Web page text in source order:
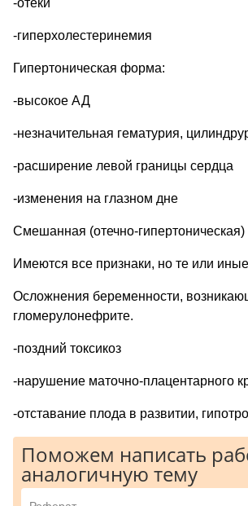
-гиперхолестеринемия
Гипертоническая форма:
-высокое АД
-незначительная гематурия,
-расширение левой границы сердца
-изменения на глазном дне
Смешанная (отечно-
Имеются все признаки, но те или
Осложнения беременности,
гломерулонефрите.
-поздний токсикоз
-нарушение маточно-плацентарного
-отставание плода в развитии,
Поможем написать
аналогичную тему